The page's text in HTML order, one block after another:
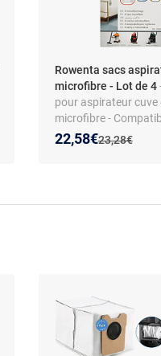
Rowenta sacs
microfibre - Lot de 4
pour aspirateur cuve
microfibre -
ZR8001 - Filtration
Pièces d’origine -
Ancien prix :
23,28€
Nouveau prix :
22,58€
Réduction de :